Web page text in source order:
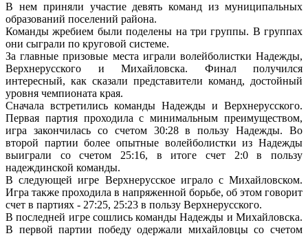
В нем приняли участие девять команд из муниципальных
образований поселений района.
Команды жребием были поделены на три группы. В группах
они сыграли по круговой системе.
За главные призовые места играли волейболистки Надежды,
Верхнерусского и Михайловска. Финал получился
интересный, как сказали представители команд, достойный
уровня чемпионата края.
Сначала встретились команды Надежды и Верхнерусского.
Первая партия проходила с минимальным преимуществом,
игра закончилась со счетом 30:28 в пользу Надежды. Во
второй партии более опытные волейболистки из Надежды
выиграли со счетом 25:16, в итоге счет 2:0 в пользу
надеждинской команды.
В следующей игре Верхнерусское играло с Михайловском.
Игра также проходила в напряженной борьбе, об этом говорит
счет в партиях - 27:25, 25:23 в пользу Верхнерусского.
В последней игре сошлись команды Надежды и Михайловска.
В первой партии победу одержали михайловцы со счетом